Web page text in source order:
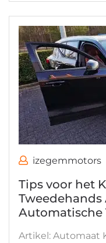
izegemmotors
Tips voor het
Automatische
Artikel: Automaat